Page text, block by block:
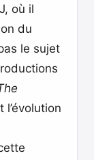
où il
du
le sujet
l’évolution